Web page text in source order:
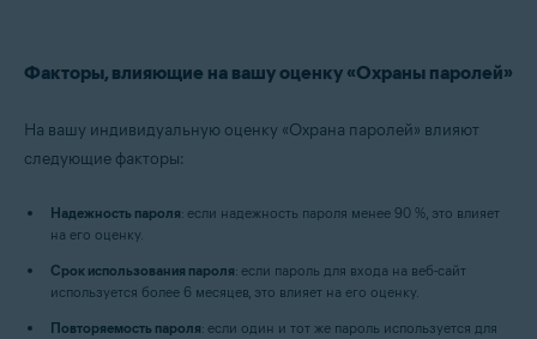
Факторы, влияющие на вашу оценку «Охраны паролей»
На вашу индивидуальную оценку «Охрана паролей» влияют
следующие факторы:
Надежность пароля: если надежность пароля менее 90 %, это влияет
на его оценку.
Срок использования пароля: если пароль для входа на веб-сайт
используется более 6 месяцев, это влияет на его оценку.
Повторяемость пароля: если один и тот же пароль используется для